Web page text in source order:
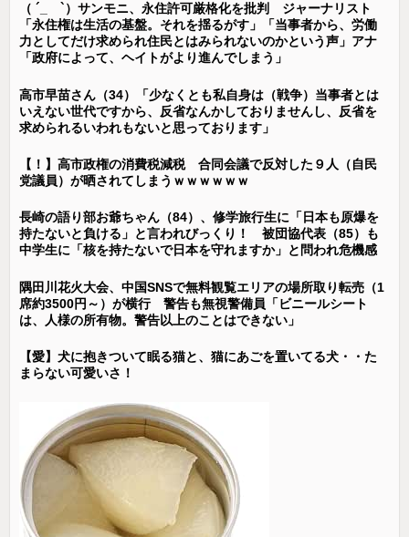
（ ´_ゝ`）サンモニ、永住許可厳格化を批判 ジャーナリスト
「永住権は生活の基盤。それを揺るがす」「当事者から、労働
力としてだけ求められ住民とはみられないのかという声」アナ
「政府によって、ヘイトがより進んでしまう」
高市早苗さん（34）「少なくとも私自身は（戦争）当事者とは
いえない世代ですから、反省なんかしておりませんし、反省を
求められるいわれもないと思っております」
【！】高市政権の消費税減税 合同会議で反対した９人（自民
党議員）が晒されてしまうｗｗｗｗｗｗ
長崎の語り部お爺ちゃん（84）、修学旅行生に「日本も原爆を
持たないと負ける」と言われびっくり！ 被団協代表（85）も
中学生に「核を持たないで日本を守れますか」と問われ危機感
隅田川花火大会、中国SNSで無料観覧エリアの場所取り転売（1
席約3500円～）が横行 警告も無視警備員「ビニールシート
は、人様の所有物。警告以上のことはできない」
【愛】犬に抱きついて眠る猫と、猫にあごを置いてる犬・・た
まらない可愛いさ！